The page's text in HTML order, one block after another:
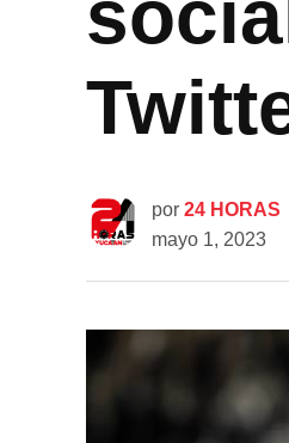
por 24 HORAS
mayo 1, 2023